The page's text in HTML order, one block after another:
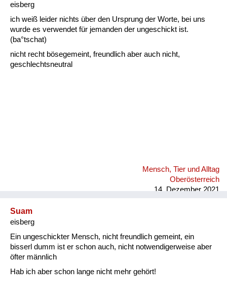
eisberg
ich weiß leider nichts über den Ursprung der Worte, bei uns
wurde es verwendet für jemanden der ungeschickt ist.
(ba°tschat)
nicht recht bösegemeint, freundlich aber auch nicht,
geschlechtsneutral
Mensch, Tier und Alltag
Oberösterreich
14. Dezember 2021
Suam
eisberg
Ein ungeschickter Mensch, nicht freundlich gemeint, ein
bisserl dumm ist er schon auch, nicht notwendigerweise aber
öfter männlich
Hab ich aber schon lange nicht mehr gehört!